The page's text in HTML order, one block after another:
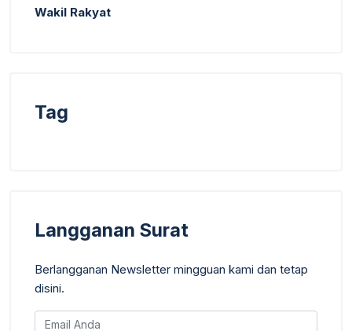
Wakil Rakyat
Tag
Langganan Surat
Berlangganan Newsletter mingguan kami dan tetap
disini.